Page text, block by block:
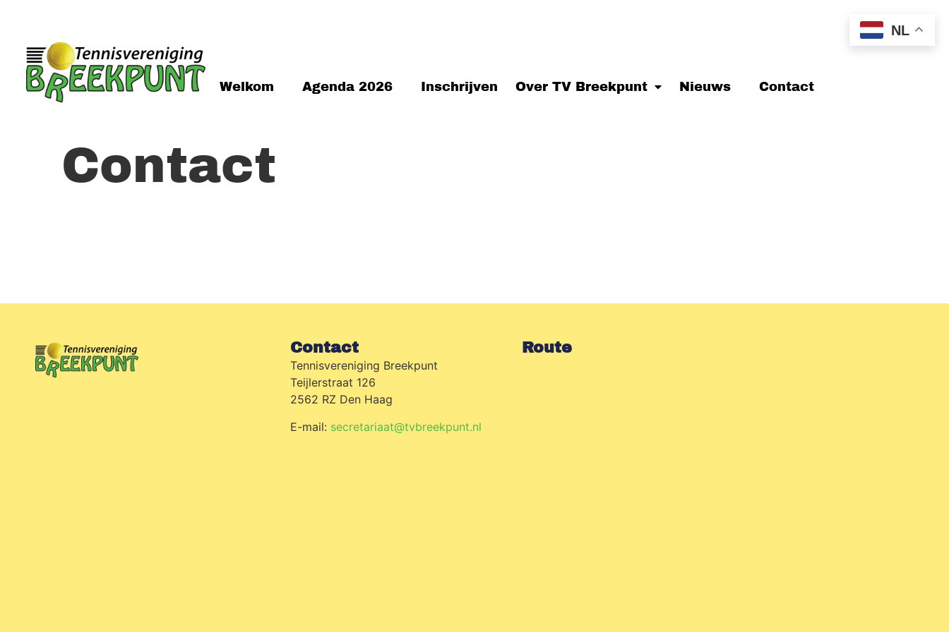
Welkom Agenda 2026 Inschrijven Over TV Breekpunt Nieuws Contact
Contact
Contact
Tennisvereniging Breekpunt
Teijlerstraat 126
2562 RZ Den Haag
E-mail: secretariaat@tvbreekpunt.nl
Route
NL